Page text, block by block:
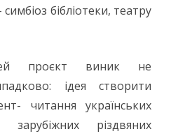
бібліотеки, театру
проєкт виник не
ідея створити
читання українських
зарубіжних різдвяних